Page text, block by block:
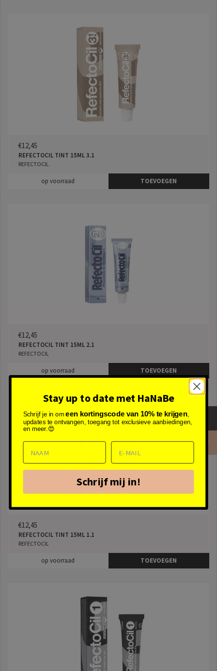
€12,45
REFECTOCIL TINT 15ML 3.1
REFECTOCIL
op voorraad TOEVOEGEN
€12,45
REFECTOCIL TINT 15ML 2.1
REFECTOCIL
op voorraad TOEVOEGEN
€12,45
REFECTOCIL TINT 15ML 1.1
REFECTOCIL
op voorraad TOEVOEGEN
Stay up to date met HaNaBe
Schrijf je in om een kortingscode van 10% te krijgen,
updates te ontvangen, toegang tot exclusieve aanbiedingen,
en meer.😍
Schrijf mij in!